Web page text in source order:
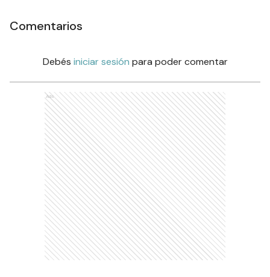
Comentarios
Debés iniciar sesión para poder comentar
Ads